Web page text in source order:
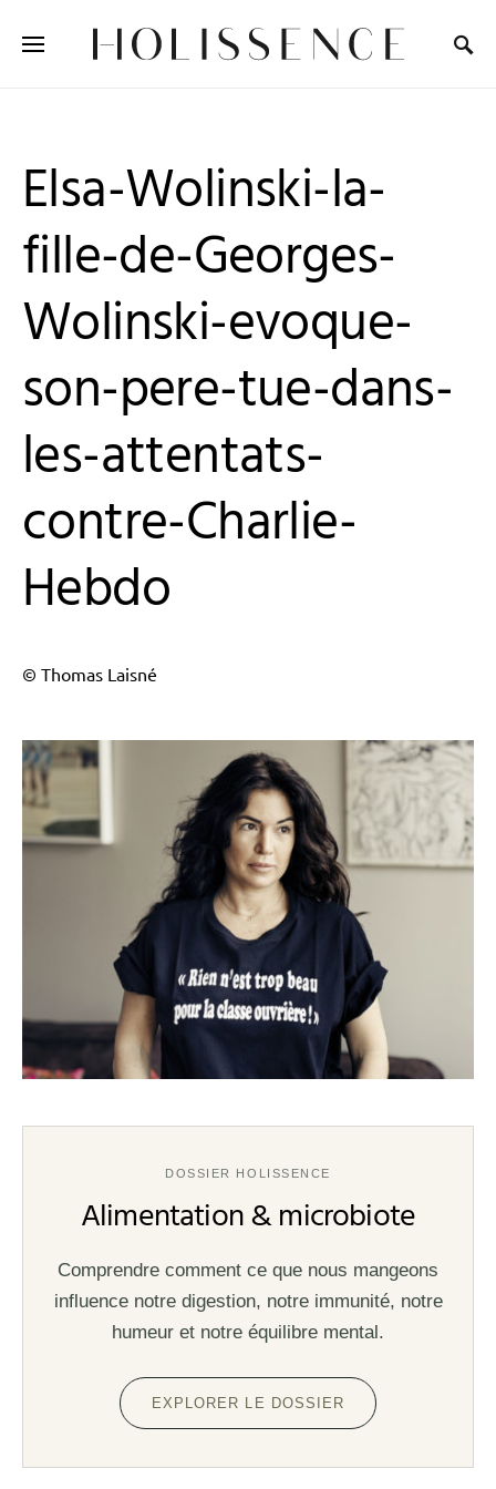
Elsa-Wolinski-la-
fille-de-Georges-
Wolinski-evoque-
son-pere-tue-dans-
les-attentats-
contre-Charlie-
Hebdo
© Thomas Laisné
DOSSIER HOLISSENCE
Alimentation & microbiote
Comprendre comment ce que nous mangeons
influence notre digestion, notre immunité, notre
humeur et notre équilibre mental.
EXPLORER LE DOSSIER